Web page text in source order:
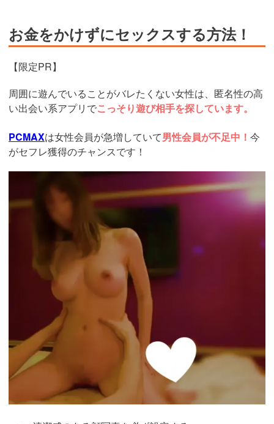
お金をかけずにセックスする方法！
【限定PR】
周囲に遊んでいることがバレたくない女性は、匿名性の高
い出会い系アプリでこっそり遊び相手を探しています。
PCMAXは女性会員が急増していて男性会員が不足中！ 今
がセフレ獲得のチャンスです！
https://pcmax.jp/lp/?
ad_id=rm327007